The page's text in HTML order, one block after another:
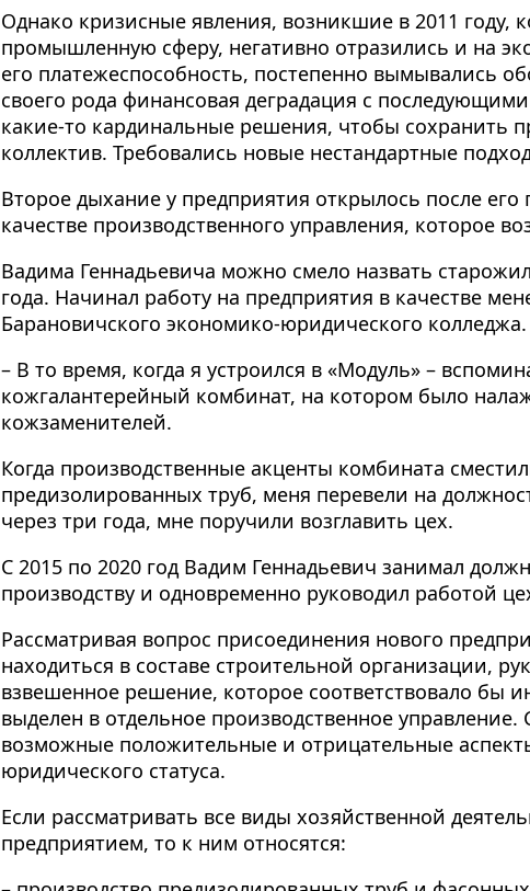
Однако кризисные явления, возникшие в 2011 году,
промышленную сферу, негативно отразились и на
его платежеспособность, постепенно вымывались
своего рода финансовая деградация с
какие-то кардинальные решения, чтобы сохранить
коллектив. Требовались новые нестандартные
Второе дыхание у предприятия открылось после
качестве производственного управления, которое
Вадима Геннадьевича можно смело назвать
года. Начинал работу на предприятия в качестве
Барановичского экономико-юридического колледжа.
– В то время, когда я устроился в «Модуль» –
кожгалантерейный комбинат, на котором было
кожзаменителей.
Когда производственные акценты комбината
предизолированных труб, меня перевели на
через три года, мне поручили возглавить цех.
С 2015 по 2020 год Вадим Геннадьевич занимал
производству и одновременно руководил работой
Рассматривая вопрос присоединения нового
находиться в составе строительной организации,
взвешенное решение, которое соответствовало бы
выделен в отдельное производственное
возможные положительные и отрицательные
юридического статуса.
Если рассматривать все виды хозяйственной
предприятием, то к ним относятся: